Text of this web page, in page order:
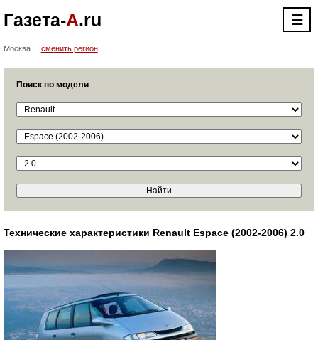
Газета-А.ru ☰
Москва сменить регион
Поиск по модели
Технические характеристики Renault Espace (2002-2006) 2.0